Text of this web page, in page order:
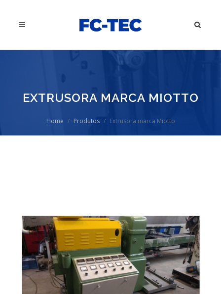
EXTRUSORA MARCA MIOTTO
Home Produtos Extrusora marca Miotto